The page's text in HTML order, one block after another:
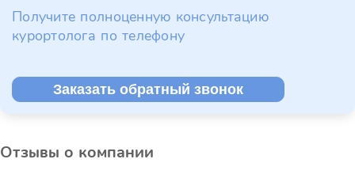
Получите полноценную консультацию
курортолога по телефону
Заказать обратный звонок
Отзывы о компании